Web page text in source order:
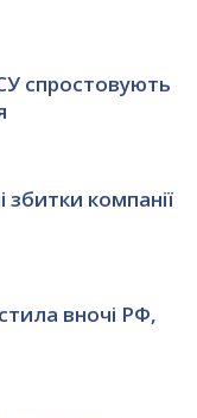
спростовують
збитки компанії
вночі РФ,